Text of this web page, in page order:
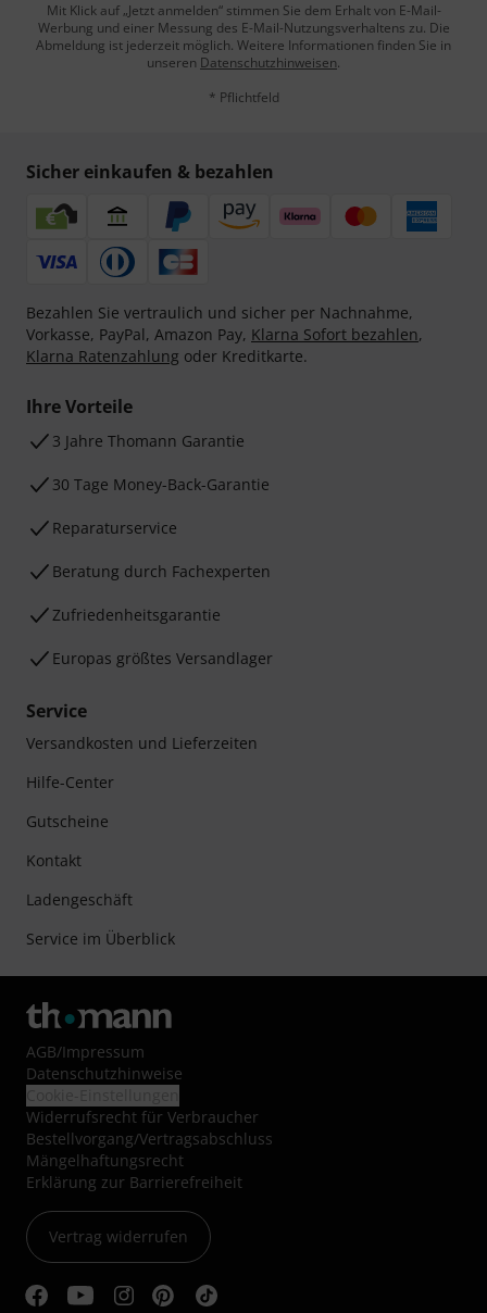
Mit Klick auf „Jetzt anmelden“ stimmen Sie dem Erhalt von E-Mail-
Werbung und einer Messung des E-Mail-Nutzungsverhaltens zu. Die
Abmeldung ist jederzeit möglich. Weitere Informationen finden Sie in
unseren Datenschutzhinweisen.
* Pflichtfeld
Sicher einkaufen & bezahlen
Bezahlen Sie vertraulich und sicher per Nachnahme,
Vorkasse, PayPal, Amazon Pay, Klarna Sofort bezahlen,
Klarna Ratenzahlung oder Kreditkarte.
Ihre Vorteile
3 Jahre Thomann Garantie
30 Tage Money-Back-Garantie
Reparaturservice
Beratung durch Fachexperten
Zufriedenheitsgarantie
Europas größtes Versandlager
Service
Versandkosten und Lieferzeiten
Hilfe-Center
Gutscheine
Kontakt
Ladengeschäft
Service im Überblick
AGB/Impressum
Datenschutzhinweise
Widerrufsrecht für Verbraucher
Bestellvorgang/Vertragsabschluss
Mängelhaftungsrecht
Erklärung zur Barrierefreiheit
Vertrag widerrufen